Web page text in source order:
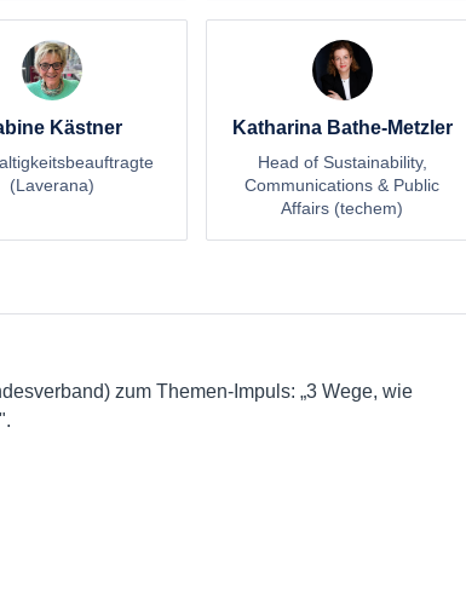
Kästner
(Laverana)
Katharina Bathe-Metzler
Head of Sustainability,
Communications & Public
Affairs (techem)
zum Themen-Impuls: „3 Wege, wie